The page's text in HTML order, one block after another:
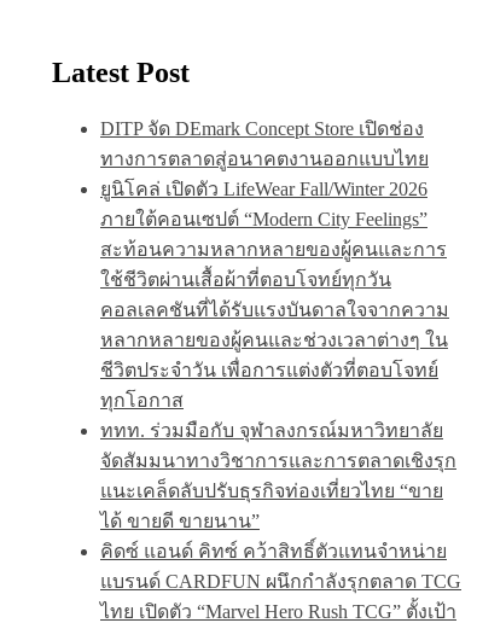
Latest Post
DITP จัด DEmark Concept Store เปิดช่อง
ทางการตลาดสู่อนาคตงานออกแบบไทย
ยูนิโคล่ เปิดตัว LifeWear Fall/Winter 2026
ภายใต้คอนเซปต์ “Modern City Feelings”
สะท้อนความหลากหลายของผู้คนและการ
ใช้ชีวิตผ่านเสื้อผ้าที่ตอบโจทย์ทุกวัน
คอลเลคชันที่ได้รับแรงบันดาลใจจากความ
หลากหลายของผู้คนและช่วงเวลาต่างๆ ใน
ชีวิตประจำวัน เพื่อการแต่งตัวที่ตอบโจทย์
ทุกโอกาส
ททท. ร่วมมือกับ จุฬาลงกรณ์มหาวิทยาลัย
จัดสัมมนาทางวิชาการและการตลาดเชิงรุก
แนะเคล็ดลับปรับธุรกิจท่องเที่ยวไทย “ขาย
ได้ ขายดี ขายนาน”
คิดซ์ แอนด์ คิทซ์ คว้าสิทธิ์ตัวแทนจำหน่าย
แบรนด์ CARDFUN ผนึกกำลังรุกตลาด TCG
ไทย เปิดตัว “Marvel Hero Rush TCG” ตั้งเป้า